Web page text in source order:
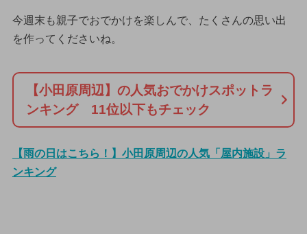
今週末も親子でおでかけを楽しんで、たくさんの思い出
を作ってくださいね。
【小田原周辺】の人気おでかけスポットラ
ンキング 11位以下もチェック
【雨の日はこちら！】小田原周辺の人気「屋内施設」ラ
ンキング